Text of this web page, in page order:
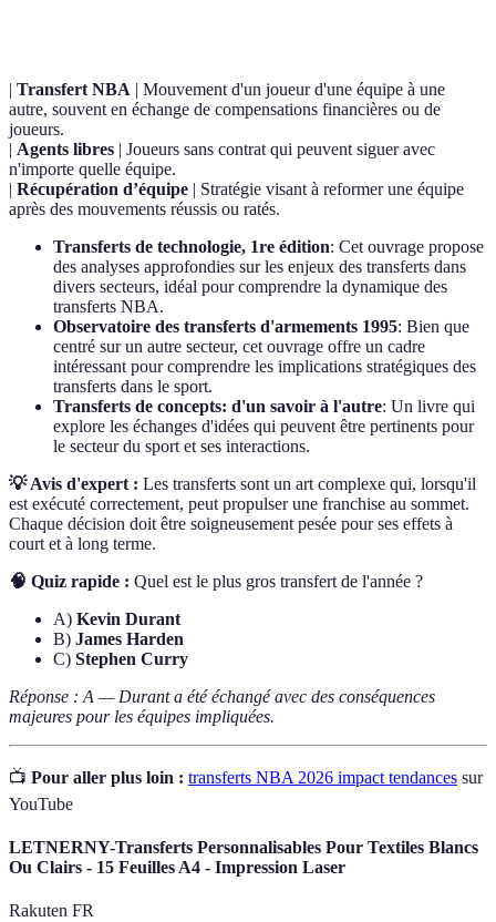
| Transfert NBA | Mouvement d'un joueur d'une équipe à une
autre, souvent en échange de compensations financières ou de
joueurs.
| Agents libres | Joueurs sans contrat qui peuvent siguer avec
n'importe quelle équipe.
| Récupération d’équipe | Stratégie visant à reformer une équipe
après des mouvements réussis ou ratés.
Transferts de technologie, 1re édition: Cet ouvrage propose
des analyses approfondies sur les enjeux des transferts dans
divers secteurs, idéal pour comprendre la dynamique des
transferts NBA.
Observatoire des transferts d'armements 1995: Bien que
centré sur un autre secteur, cet ouvrage offre un cadre
intéressant pour comprendre les implications stratégiques des
transferts dans le sport.
Transferts de concepts: d'un savoir à l'autre: Un livre qui
explore les échanges d'idées qui peuvent être pertinents pour
le secteur du sport et ses interactions.
💡 Avis d'expert : Les transferts sont un art complexe qui, lorsqu'il
est exécuté correctement, peut propulser une franchise au sommet.
Chaque décision doit être soigneusement pesée pour ses effets à
court et à long terme.
🧠 Quiz rapide : Quel est le plus gros transfert de l'année ?
A) Kevin Durant
B) James Harden
C) Stephen Curry
Réponse : A — Durant a été échangé avec des conséquences
majeures pour les équipes impliquées.
📺 Pour aller plus loin : transferts NBA 2026 impact tendances sur
YouTube
LETNERNY-Transferts Personnalisables Pour Textiles Blancs
Ou Clairs - 15 Feuilles A4 - Impression Laser
Rakuten FR